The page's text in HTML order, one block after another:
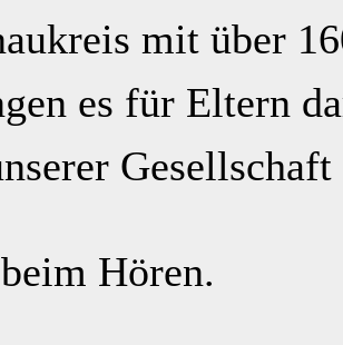
mit über
es für Eltern
Hören.